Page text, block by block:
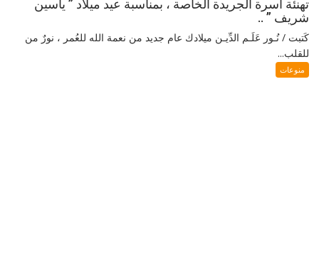
تهنئة أسرة الجريدة الخاصة ، بمناسبة عيد ميلاد ” ياسين
شريف ” ..
كَتبت / نُـور عَلَـم الدِّيـن ميلادك عام جديد من نعمة الله للعُمر ، نورٌ من
للقلب...
منوعات